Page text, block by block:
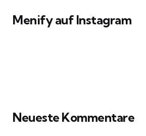
Menify auf Instagram
Neueste Kommentare